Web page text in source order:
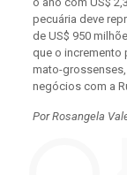
pecuária deve
de US$ 950
que o incremento
mato-
negócios com a
Por Rosangela